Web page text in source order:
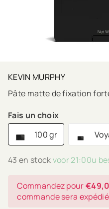
KEVIN MURPHY
Pâte matte de fixation
Fais un choix
100 gr
43 en stockvoor 21:00u
Commandez pour
commande sera